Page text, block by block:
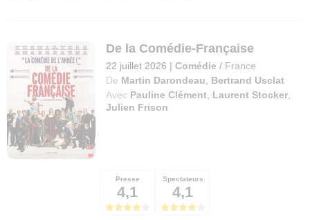
De la Comédie-Française
22 juillet 2026 | Comédie / France
De Martin Darondeau
Bertrand Usclat
Avec Pauline Clément Laurent Stocker
Julien Frison
Presse
4,1
Spectateurs
4,1